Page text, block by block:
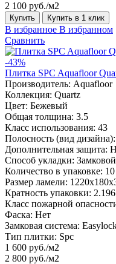
2 100 руб./м2
Купить Купить в 1 клик
В избранное В избранном
Сравнить
-43%
Плитка SPC Aquafloor
Производитель: Aquafloor
Коллекция: Quartz
Цвет: Бежевый
Общая толщина: 3.5
Класс использования: 43
Полосность (вид дизайна):
Дополнительная защита:
Способ укладки: Замковой
Количество в упаковке: 10
Размер ламели:
Кратность упаковки: 2.196
Класс пожарной
Фаска: Нет
Замковая система:
Тип плитки: Spc
1 600 руб./м2
2 800 руб./м2